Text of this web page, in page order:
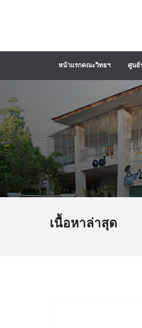
หน้าแรกคณะวิทยฯ ศูนย์
เนื้อหาล่าสุด